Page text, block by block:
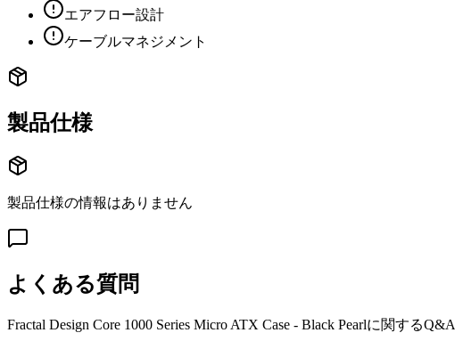
エアフロー設計
ケーブルマネジメント
製品仕様
製品仕様の情報はありません
よくある質問
Fractal Design Core 1000 Series Micro ATX Case - Black Pearlに関するQ&A